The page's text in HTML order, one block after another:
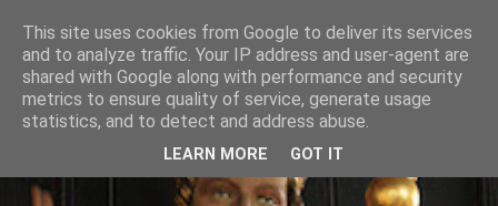
This site uses cookies from Google to deliver its services
and to analyze traffic. Your IP address and user-agent are
shared with Google along with performance and security
metrics to ensure quality of service, generate usage
statistics, and to detect and address abuse.
LEARN MORE GOT IT